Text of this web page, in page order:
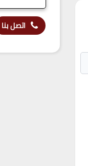
اتصل بنا